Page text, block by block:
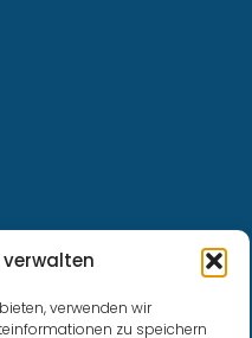
verwenden wir
zu speichern